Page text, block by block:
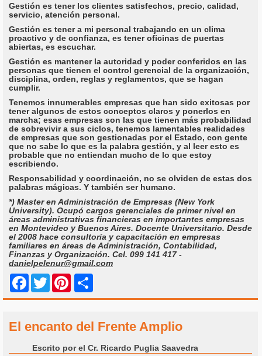
Gestión es tener los clientes satisfechos, precio, calidad,
servicio, atención personal.
Gestión es tener a mi personal trabajando en un clima
proactivo y de confianza, es tener oficinas de puertas
abiertas, es escuchar.
Gestión es mantener la autoridad y poder conferidos en las
personas que tienen el control gerencial de la organización,
disciplina, orden, reglas y reglamentos, que se hagan
cumplir.
Tenemos innumerables empresas que han sido exitosas por
tener algunos de estos conceptos claros y ponerlos en
marcha; esas empresas son las que tienen más probabilidad
de sobrevivir a sus ciclos, tenemos lamentables realidades
de empresas que son gestionadas por el Estado, con gente
que no sabe lo que es la palabra gestión, y al leer esto es
probable que no entiendan mucho de lo que estoy
escribiendo.
Responsabilidad y coordinación, no se olviden de estas dos
palabras mágicas. Y también ser humano.
*) Master en Administración de Empresas (New York
University). Ocupó cargos gerenciales de primer nivel en
áreas administrativas financieras en importantes empresas
en Montevideo y Buenos Aires. Docente Universitario. Desde
el 2008 hace consultoría y capacitación en empresas
familiares en áreas de Administración, Contabilidad,
Finanzas y Organización. Cel. 099 141 417 -
danielpelenur@gmail.com
Facebook
Twitter Pinterest
El encanto del Frente Amplio
Escrito porel Cr. Ricardo Puglia Saavedra